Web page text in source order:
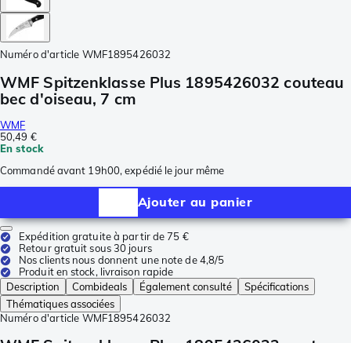
Numéro d'article WMF1895426032
WMF Spitzenklasse Plus 1895426032 couteau
bec d'oiseau, 7 cm
WMF
50,49 €
En stock
Commandé avant 19h00, expédié le jour même
Ajouter au panier
Expédition gratuite à partir de 75 €
Retour gratuit sous 30 jours
Nos clients nous donnent une note de 4,8/5
Produit en stock, livraison rapide
Description
Combideals Également consulté
Spécifications
Thématiques associées
Numéro d'article WMF1895426032